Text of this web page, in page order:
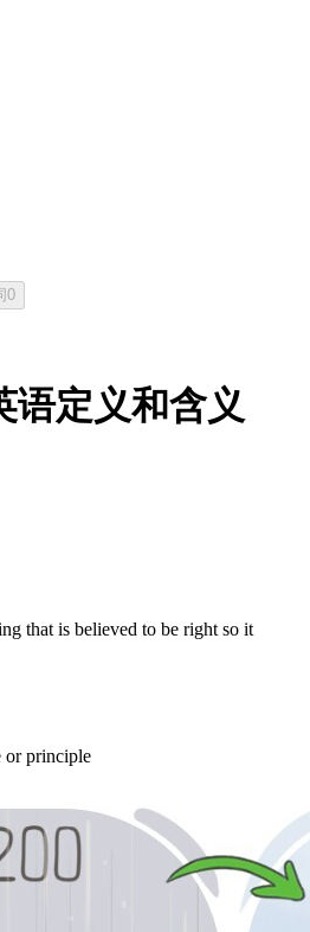
0
语定义和含义
that is believed to be right so it
or principle